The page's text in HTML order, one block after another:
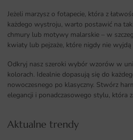
Jeżeli marzysz o fotapecie, która z
każdego wystroju, warto postawić na
chmury lub motywy malarskie – w
kwiaty lub pejzaże, które nigdy nie wyjdą
Odkryj nasz szeroki wybór wzorów w
kolorach. Idealnie dopasują się do
nowoczesnego po klasyczny. Stwórz
elegancji i ponadczasowego stylu, która
Aktualne trendy​